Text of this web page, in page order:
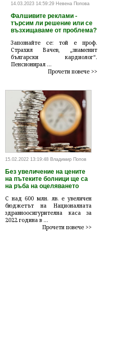
14.03.2023 14:59:29 Невена Попова
Фалшивите реклами -
търсим ли решение или се
възхищаваме от проблема?
Запознайте се: той е проф.
Страхил Вачев, „знаменит
български кардиолог“.
Пенсионирал ...
Прочети повече >>
15.02.2022 13:19:48 Владимир Попов
Без увеличение на цените
на пътеките болници ще са
на ръба на оцеляването
С над 600 млн. лв. е увеличен
бюджетът на Националната
здравноосигурителна каса за
2022 година в ...
Прочети повече >>